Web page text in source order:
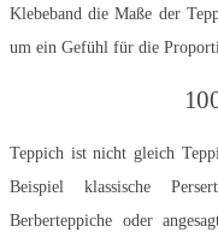
Klebeband die Maße der
um ein Gefühl für die
Teppich ist nicht gleich
Beispiel klassische
Berberteppiche oder